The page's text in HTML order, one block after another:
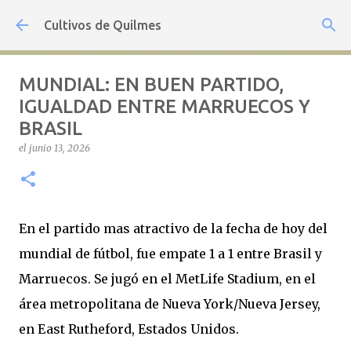
Ir al contenido principal
Cultivos de Quilmes
MUNDIAL: EN BUEN PARTIDO,
IGUALDAD ENTRE MARRUECOS Y
BRASIL
el junio 13, 2026
En el partido mas atractivo de la fecha de hoy del
mundial de fútbol, fue empate 1 a 1 entre Brasil y
Marruecos. Se jugó en el MetLife Stadium, en el
área metropolitana de Nueva York/Nueva Jersey,
en East Rutheford, Estados Unidos.